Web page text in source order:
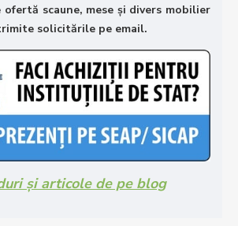
scaune, mese și divers mobilier
solicitările pe email.
și articole de pe blog